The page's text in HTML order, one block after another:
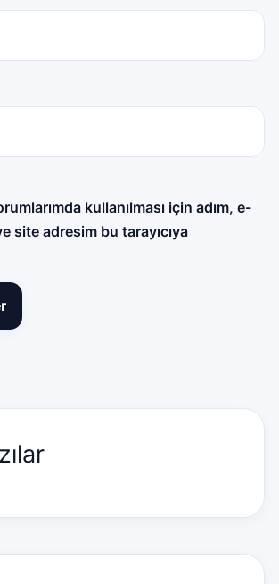
kullanılması için adım, e-
site adresim bu tarayıcıya